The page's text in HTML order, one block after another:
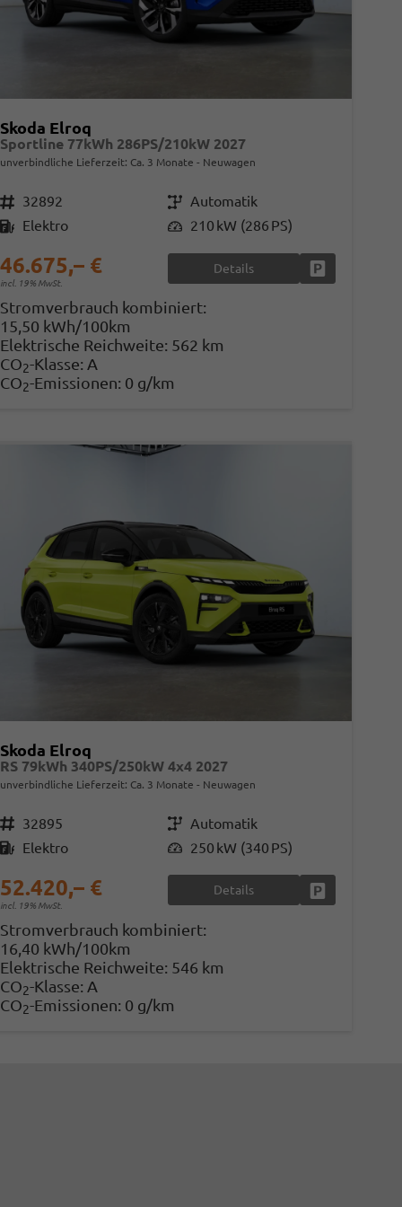
Skoda Elroq
Sportline 77kWh 286PS/210kW 2027
unverbindliche Lieferzeit: Ca. 3 Monate Neuwagen
Fahrzeugnr. 32892 GetriebeAutomatik
Kraftstoff Elektro Leistung 210 kW (286 PS)
46.675,– €
incl. 19% MwSt.
Details
Stromverbrauch kombiniert:
15,50 kWh/100km
Elektrische Reichweite: 562 km
CO2-Klasse: A
CO2-Emissionen: 0 g/km
Skoda Elroq
RS 79kWh 340PS/250kW 4x4 2027
unverbindliche Lieferzeit: Ca. 3 Monate Neuwagen
Fahrzeugnr. 32895 GetriebeAutomatik
Kraftstoff Elektro Leistung 250 kW (340 PS)
52.420,– €
incl. 19% MwSt.
Details
Stromverbrauch kombiniert:
16,40 kWh/100km
Elektrische Reichweite: 546 km
CO2-Klasse: A
CO2-Emissionen: 0 g/km